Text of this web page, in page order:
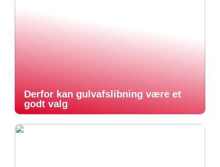
Derfor kan gulvafslibning være et
godt valg